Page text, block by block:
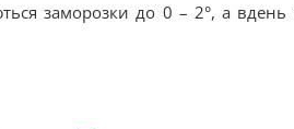
заморозки до 0 – 2°, а